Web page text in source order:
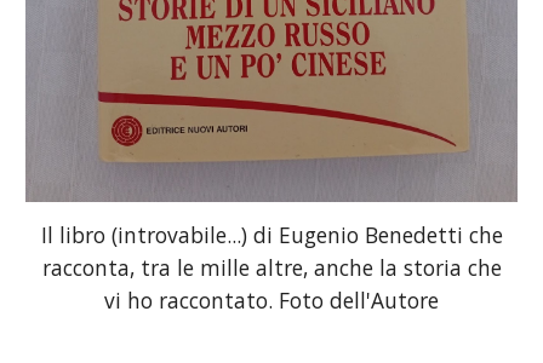
Il libro (introvabile...) di Eugenio Benedetti che
racconta, tra le mille altre, anche la storia che
vi ho raccontato. Foto dell'Autore